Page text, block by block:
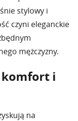
stylowy i
czyni eleganckie
mężczyzny.
komfort i
na